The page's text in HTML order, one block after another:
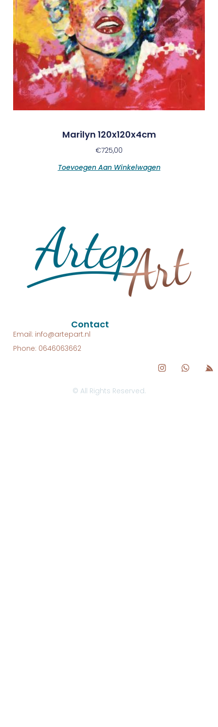
Marilyn 120x120x4cm
€725,00
Toevoegen Aan Winkelwagen
Contact
Email: info@artepart.nl
Phone: 0646063662
© All Rights Reserved.